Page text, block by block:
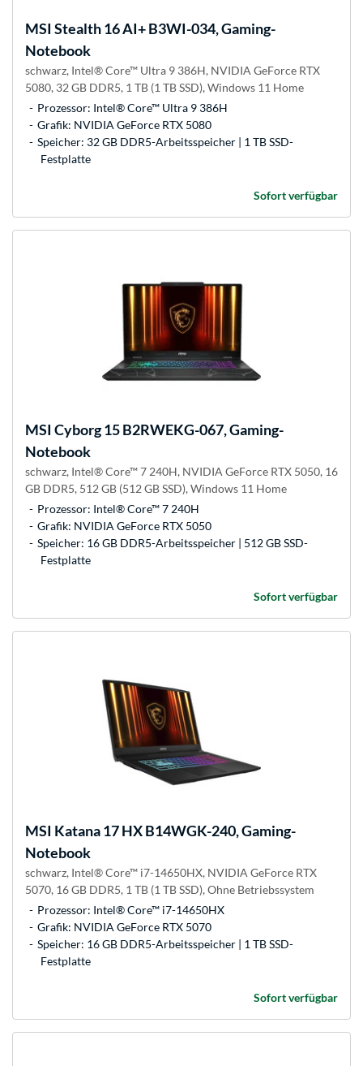
MSI Stealth 16 AI+ B3WI-034, Gaming-
Notebook
schwarz, Intel® Core™ Ultra 9 386H, NVIDIA GeForce RTX
5080, 32 GB DDR5, 1 TB (1 TB SSD), Windows 11 Home
Prozessor: Intel® Core™ Ultra 9 386H
Grafik: NVIDIA GeForce RTX 5080
Speicher: 32 GB DDR5-Arbeitsspeicher | 1 TB SSD-
Festplatte
Sofort verfügbar
MSI Cyborg 15 B2RWEKG-067, Gaming-
Notebook
schwarz, Intel® Core™ 7 240H, NVIDIA GeForce RTX 5050, 16
GB DDR5, 512 GB (512 GB SSD), Windows 11 Home
Prozessor: Intel® Core™ 7 240H
Grafik: NVIDIA GeForce RTX 5050
Speicher: 16 GB DDR5-Arbeitsspeicher | 512 GB SSD-
Festplatte
Sofort verfügbar
MSI Katana 17 HX B14WGK-240, Gaming-
Notebook
schwarz, Intel® Core™ i7-14650HX, NVIDIA GeForce RTX
5070, 16 GB DDR5, 1 TB (1 TB SSD), Ohne Betriebssystem
Prozessor: Intel® Core™ i7-14650HX
Grafik: NVIDIA GeForce RTX 5070
Speicher: 16 GB DDR5-Arbeitsspeicher | 1 TB SSD-
Festplatte
Sofort verfügbar